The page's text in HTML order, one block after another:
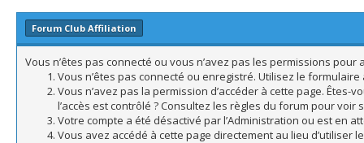
Forum Club Affiliation
Vous n’êtes pas connecté ou vous n’avez pas les permissions
Vous n’êtes pas connecté ou enregistré. Utilisez le
Vous n’avez pas la permission d’accéder à cette page. Êtes-
l’accès est contrôlé ? Consultez les règles du forum pour
Votre compte a été désactivé par l’Administration ou est en
Vous avez accédé à cette page directement au lieu d’utiliser